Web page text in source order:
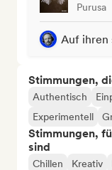
Purusa
Auf ihren
Stimmungen,
Authentisch
Experimentell
Stimmungen,
sind
Chillen Kreativ